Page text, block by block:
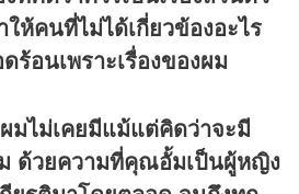
ห้คนที่ไม่ได้เกี่ยวข้องอะไร
ร้อนเพราะเรื่องของผม
มไม่เคยมีแม้แต่คิดว่าจะมี
ด้วยความที่คุณอั้มเป็นผู้หญิง